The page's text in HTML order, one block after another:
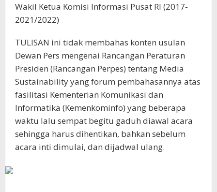
Wakil Ketua Komisi Informasi Pusat RI (2017-
2021/2022)
TULISAN ini tidak membahas konten usulan
Dewan Pers mengenai Rancangan Peraturan
Presiden (Rancangan Perpes) tentang Media
Sustainability yang forum pembahasannya atas
fasilitasi Kementerian Komunikasi dan
Informatika (Kemenkominfo) yang beberapa
waktu lalu sempat begitu gaduh diawal acara
sehingga harus dihentikan, bahkan sebelum
acara inti dimulai, dan dijadwal ulang.